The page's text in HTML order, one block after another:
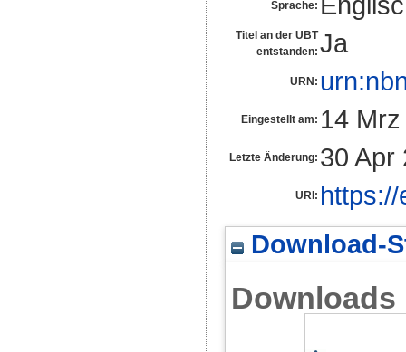
Sprache:
Titel an der UBT
entstanden: Ja
URN:
Eingestellt am: 14
Letzte Änderung: 30 Apr
URI:
Download-
Downloads